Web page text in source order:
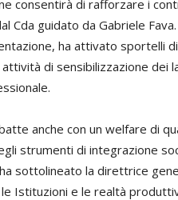
consentirà di rafforzare i
Cda guidato da Gabriele
ha attivato sportelli
di sensibilizzazione dei
anche con un welfare di
strumenti di integrazione
sottolineato la direttrice
le Istituzioni e le realtà